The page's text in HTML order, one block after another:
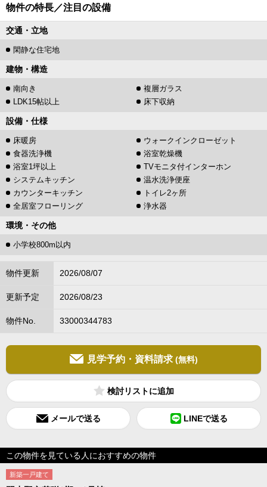
物件の特長／注目の設備
交通・立地
閑静な住宅地
建物・構造
南向き
複層ガラス
LDK15帖以上
床下収納
設備・仕様
床暖房
ウォークインクローゼット
食器洗浄機
浴室乾燥機
浴室1坪以上
TVモニタ付インターホン
システムキッチン
温水洗浄便座
カウンターキッチン
トイレ2ヶ所
全居室フローリング
浄水器
環境・その他
小学校800m以内
物件更新 2026/08/07
更新予定 2026/08/23
物件No. 33000344783
見学予約・資料請求 (無料)
検討リスト
メールで送る LINEで送る
この物件を見ている人におすすめの物件
新築一戸建て